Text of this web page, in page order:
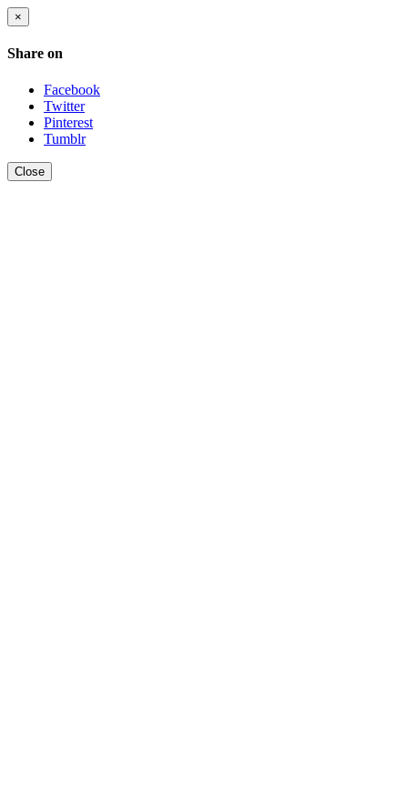
×
Share on
Facebook
Twitter
Pinterest
Tumblr
Close